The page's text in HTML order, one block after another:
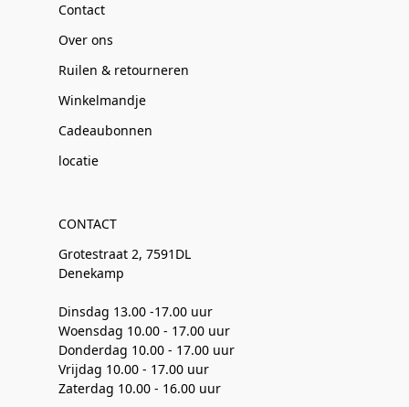
Contact
Over ons
Ruilen & retourneren
Winkelmandje
Cadeaubonnen
locatie
CONTACT
Grotestraat 2, 7591DL
Denekamp
Dinsdag 13.00 -17.00 uur
Woensdag 10.00 - 17.00 uur
Donderdag 10.00 - 17.00 uur
Vrijdag 10.00 - 17.00 uur
Zaterdag 10.00 - 16.00 uur